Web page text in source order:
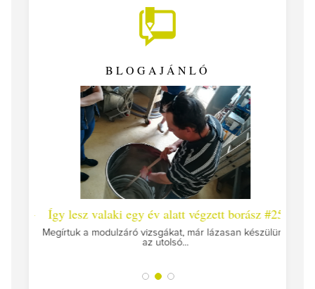
BLOGAJÁNLÓ
Így lesz valaki egy év alatt végzett borász #25
Megírtuk a modulzáró vizsgákat, már lázasan készülünk
az utolsó...